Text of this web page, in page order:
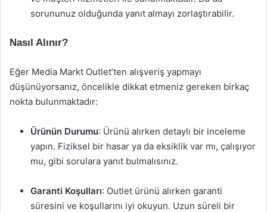
sorununuz olduğunda yanıt almayı zorlaştırabilir.
Nasıl Alınır?
Eğer Media Markt Outlet’ten alışveriş yapmayı
düşünüyorsanız, öncelikle dikkat etmeniz gereken birkaç
nokta bulunmaktadır:
Ürünün Durumu: Ürünü alırken detaylı bir inceleme
yapın. Fiziksel bir hasar ya da eksiklik var mı, çalışıyor
mu, gibi sorulara yanıt bulmalısınız.
Garanti Koşulları: Outlet ürünü alırken garanti
süresini ve koşullarını iyi okuyun. Uzun süreli bir